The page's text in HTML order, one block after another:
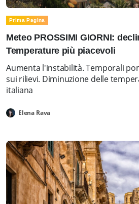
Prima Pagina
Meteo PROSSIMI GIORNI:
Temperature più piacevoli
Aumenta l'instabilità. Temporali
sui rilievi. Diminuzione delle
italiana
Elena Rava